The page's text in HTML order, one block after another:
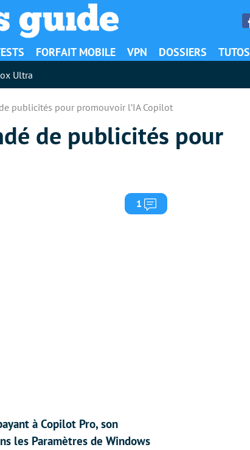
FORFAIT MOBILE VPN DOSSIERS TUTOS
Ultra
publicités pour promouvoir l’IA Copilot
de publicités pour
1 Commentaires
à Copilot Pro, son
les Paramètres de Windows